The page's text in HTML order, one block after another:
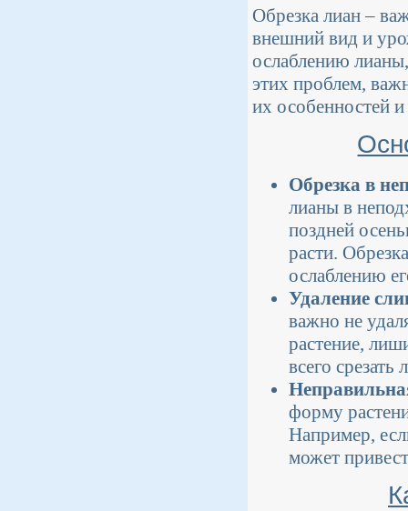
Обрезка лиан –
внешний вид и
ослаблению
этих проблем,
их особенностей
Обрезка в
лианы в
поздней
расти.
ослаблению
Удаление
важно не
растение,
всего
форму
Например,
может